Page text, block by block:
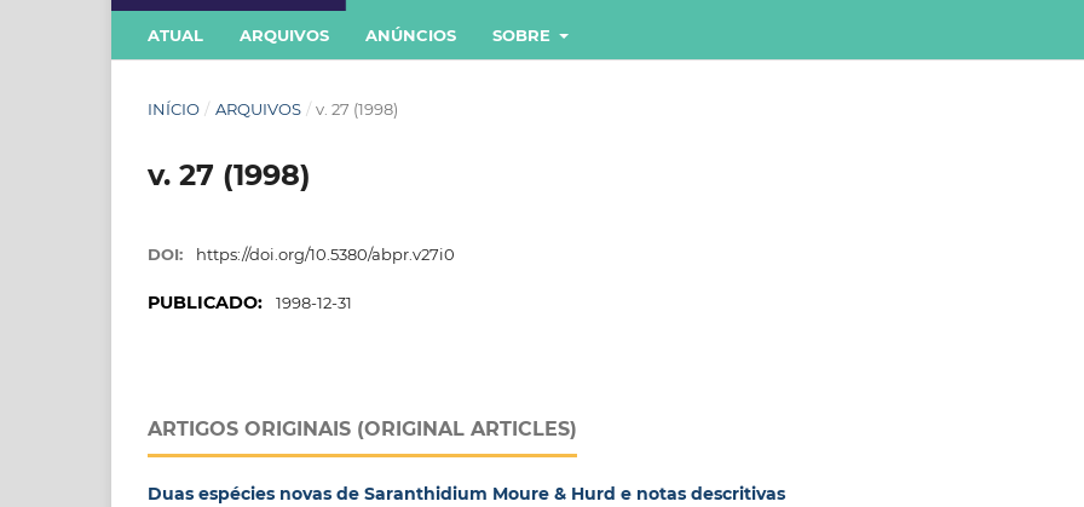
ATUAL ARQUIVOS ANÚNCIOS SOBRE
INÍCIO / ARQUIVOS / v. 27 (1998)
v. 27 (1998)
DOI: https://doi.org/10.5380/abpr.v27i0
PUBLICADO: 1998-12-31
ARTIGOS ORIGINAIS (ORIGINAL ARTICLES)
Duas espécies novas de Saranthidium Moure & Hurd e notas descritivas